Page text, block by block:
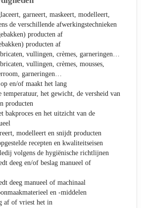
garneert, maskeert, modelleert,
de verschillende afwerkingstechnieken
producten af
producten af
vullingen, crèmes, garneringen…
vullingen, crèmes, mousses,
garneringen…
en/of maakt het lang
temperatuur, het gewicht, de versheid van
producten
bakproces en het uitzicht van de
modelleert en snijdt producten
recepten en kwaliteitseisen
volgens de hygiënische richtlijnen
deeg en/of beslag manueel of
deeg manueel of machinaal
en -middelen
af of vriest het in